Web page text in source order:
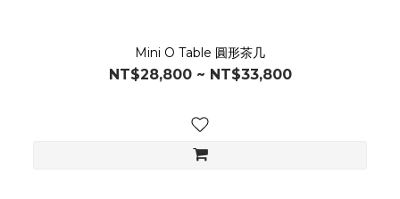
Mini O Table 圓形茶几
NT$28,800 ~ NT$33,800